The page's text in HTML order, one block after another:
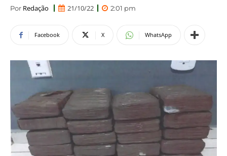
Por Redação 21/10/22 2:01 pm
Facebook X WhatsApp